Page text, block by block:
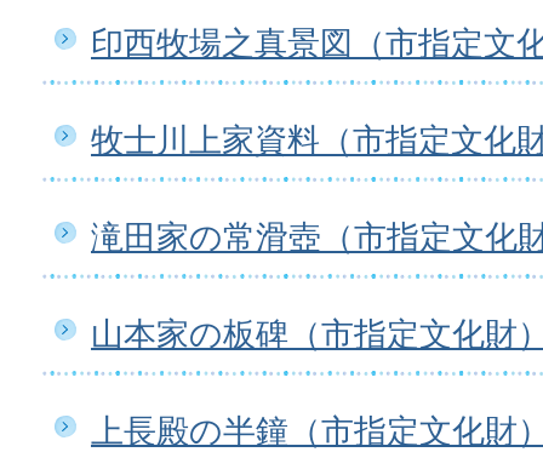
印西牧場之真景図（市指定文
牧士川上家資料（市指定文化
滝田家の常滑壺（市指定文化
山本家の板碑（市指定文化財
上長殿の半鐘（市指定文化財